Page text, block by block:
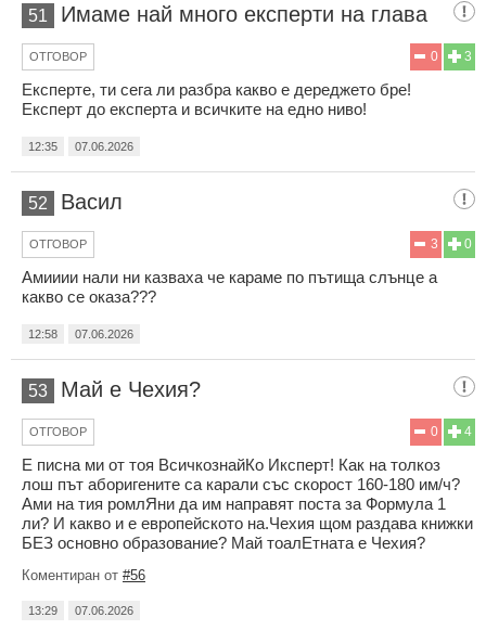
51 Имаме най много експерти на глава
3
0
ОТГОВОР
Експерте, ти сега ли разбра какво е дереджето бре!
Експерт до експерта и всичките на едно ниво!
12:35 07.06.2026
52 Васил
0
3
ОТГОВОР
Амииии нали ни казваха че караме по пътища слънце а
какво се оказа???
12:58 07.06.2026
53 Май е Чехия?
4
0
ОТГОВОР
Е писна ми от тоя ВсичкознайКо Иксперт! Как на толкоз
лош път аборигените са карали със скорост 160-180 им/ч?
Ами на тия ромлЯни да им направят поста за Формула 1
ли? И какво и е европейското на.Чехия щом раздава книжки
БЕЗ основно образование? Май тоалЕтната е Чехия?
Коментиран от #56
13:29 07.06.2026